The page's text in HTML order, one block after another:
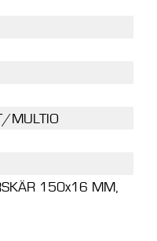
MULTIO
150x16 MM,